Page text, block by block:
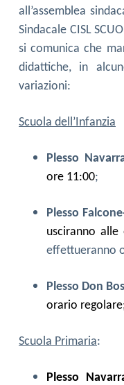
all’assemblea
Sindacale CISL
si comunica che
didattiche, in
variazioni:
Scuola dell’Infanzia
Plesso
ore 11:00;
Plesso
usciranno alle
effettueranno
Plesso Don
orario
Scuola Primaria:
Plesso